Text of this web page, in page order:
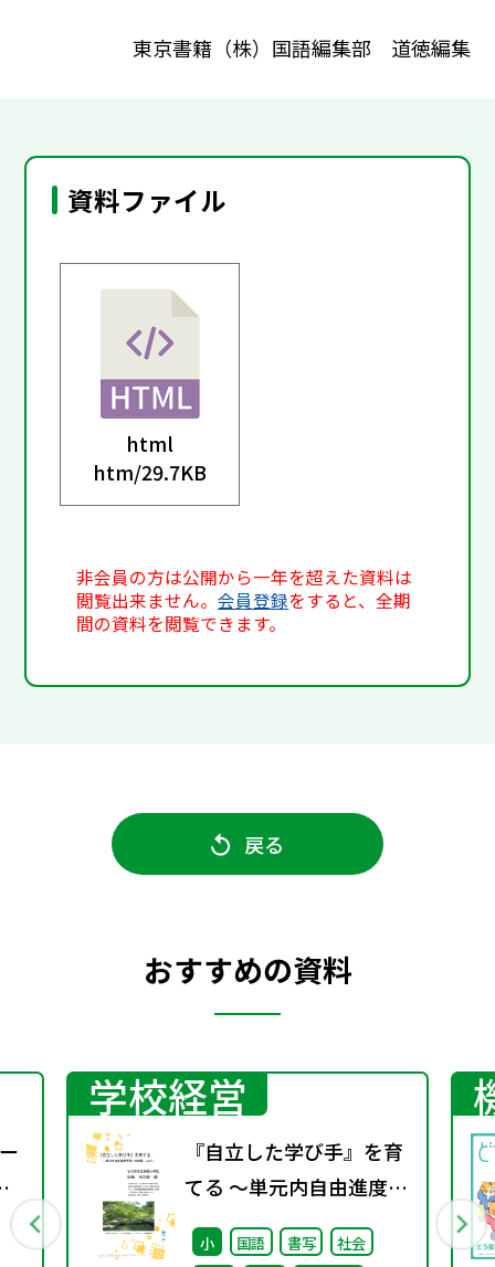
東京書籍（株）国語編集部 道徳編集
資料ファイル
html
htm/29.7KB
非会員の方は公開から一年を超えた資料は
閲覧出来ません。会員登録をすると、全期
間の資料を閲覧できます。
戻る
おすすめの資料
学校経営
『自立した学び手』を育
てる ～単元内自由進度学
習への挑戦 vol.2～
小 国語 書写
社会